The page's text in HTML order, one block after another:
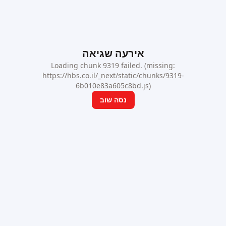
אירעה שגיאה
Loading chunk 9319 failed. (missing:
https://hbs.co.il/_next/static/chunks/9319-
6b010e83a605c8bd.js)